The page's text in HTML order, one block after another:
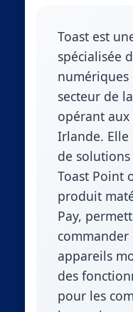
Toast est
spécialisée
secteur de
opérant aux
Irlande. Elle
de
Toast Point
produit
Pay,
appareils
des
pour les